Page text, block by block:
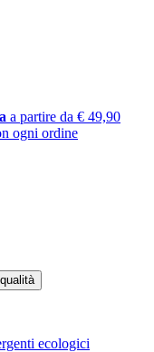
a partire da € 49,90
ogni ordine
ecologici